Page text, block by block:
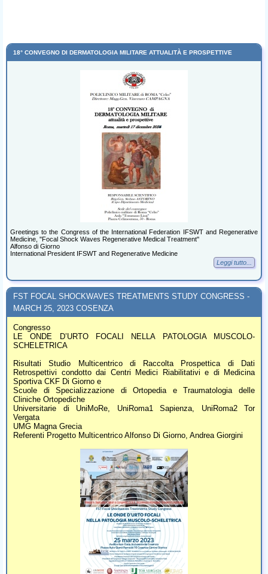
18° CONVEGNO DI DERMATOLOGIA MILITARE ATTUALITÀ E PROSPETTIVE
Greetings to the Congress of the International Federation IFSWT and Regenerative
Medicine, ''Focal Shock Waves Regenerative Medical Treatment''
Alfonso di Giorno
International President IFSWT and Regenerative Medicine
Leggi tutto...
FST FOCAL SHOCKWAVES TREATMENTS STUDY CONGRESS -
MARCH 25, 2023 COSENZA
Congresso
LE ONDE D’URTO FOCALI NELLA PATOLOGIA MUSCOLO-
SCHELETRICA
Risultati Studio Multicentrico di Raccolta Prospettica di Dati
Retrospettivi condotto dai Centri Medici Riabilitativi e di Medicina
Sportiva CKF Di Giorno e
Scuole di Specializzazione di Ortopedia e Traumatologia delle
Cliniche Ortopediche
Universitarie di UniMoRe, UniRoma1 Sapienza, UniRoma2 Tor
Vergata
UMG Magna Grecia
Referenti Progetto Multicentrico Alfonso Di Giorno, Andrea Giorgini